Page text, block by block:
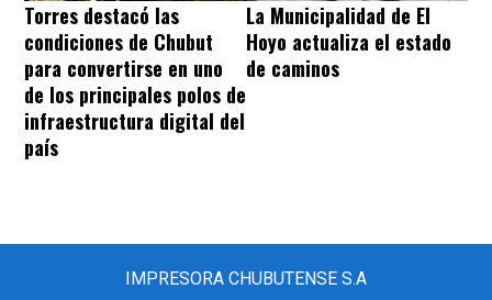
Torres destacó las
condiciones de Chubut
para convertirse en uno
de los principales polos de
infraestructura digital del
país
La Municipalidad de El
Hoyo actualiza el estado
de caminos
IMPRESORA CHUBUTENSE S.A